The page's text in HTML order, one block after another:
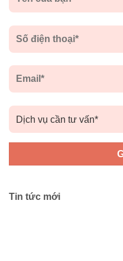
Tin tức mới